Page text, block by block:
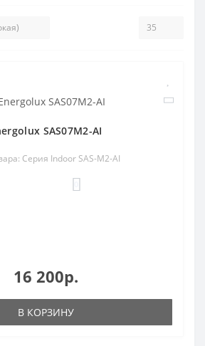
SAS07M2-AI
Серия Indoor SAS-M2-AI
16 200р.
В КОРЗИНУ